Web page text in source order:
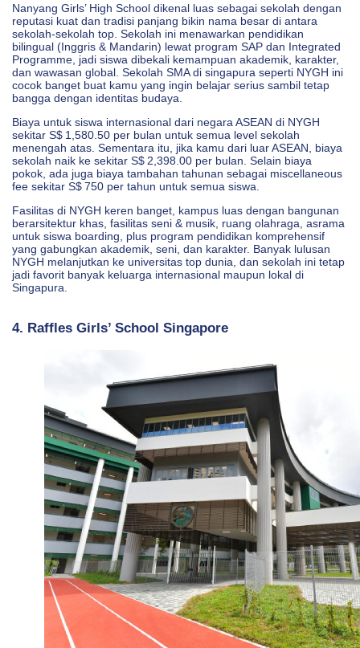
Nanyang Girls’ High School dikenal luas sebagai sekolah dengan
reputasi kuat dan tradisi panjang bikin nama besar di antara
sekolah‑sekolah top. Sekolah ini menawarkan pendidikan
bilingual (Inggris & Mandarin) lewat program SAP dan Integrated
Programme, jadi siswa dibekali kemampuan akademik, karakter,
dan wawasan global. Sekolah SMA di singapura seperti NYGH ini
cocok banget buat kamu yang ingin belajar serius sambil tetap
bangga dengan identitas budaya.
Biaya untuk siswa internasional dari negara ASEAN di NYGH
sekitar S$ 1,580.50 per bulan untuk semua level sekolah
menengah atas. Sementara itu, jika kamu dari luar ASEAN, biaya
sekolah naik ke sekitar S$ 2,398.00 per bulan. Selain biaya
pokok, ada juga biaya tambahan tahunan sebagai miscellaneous
fee sekitar S$ 750 per tahun untuk semua siswa.
Fasilitas di NYGH keren banget, kampus luas dengan bangunan
berarsitektur khas, fasilitas seni & musik, ruang olahraga, asrama
untuk siswa boarding, plus program pendidikan komprehensif
yang gabungkan akademik, seni, dan karakter. Banyak lulusan
NYGH melanjutkan ke universitas top dunia, dan sekolah ini tetap
jadi favorit banyak keluarga internasional maupun lokal di
Singapura.
4. Raffles Girls’ School Singapore